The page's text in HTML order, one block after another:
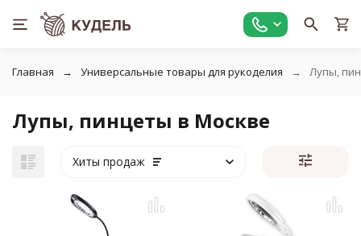
Главная Универсальные товары для рукоделия Лупы,
Лупы, пинцеты в Москве
Хиты продаж